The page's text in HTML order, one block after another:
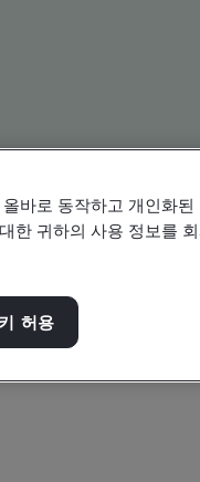
Korean and
바로 동작하고 개인화된
한 귀하의 사용 정보를
허용